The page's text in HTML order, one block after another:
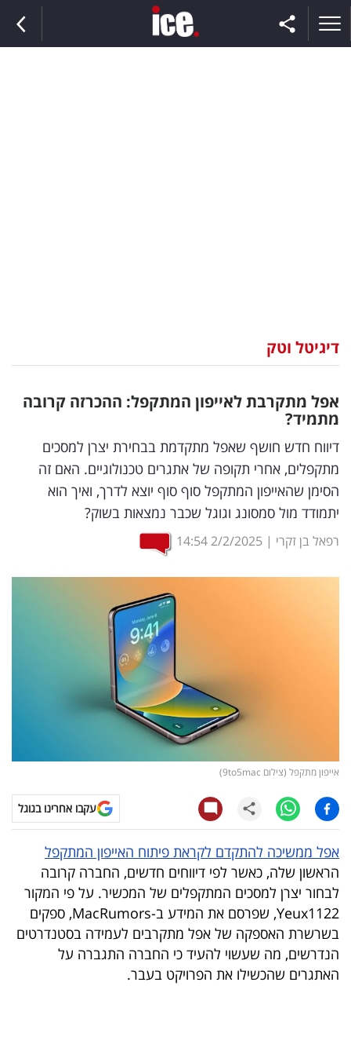
וצרכנות
דיגיטל
וטק
שיווק
ופרסום
משפט
מדדים
ויראלי
טלוויזיה
עסקי
ספורט
קריירה
ולימודים
מינויים
דיגיטל וטק
אפל מתקרבת לאייפון המתקפל: ההכרזה קרובה
מתמיד?
דיווח חדש חושף שאפל מתקדמת בבחירת יצרן למסכים
מתקפלים, אחרי תקופה של אתגרים טכנולוגיים. האם זה
הסימן שהאייפון המתקפל סוף סוף יוצא לדרך, ואיך הוא
יתמודד מול סמסונג וגוגל שכבר נמצאות בשוק?
רפאל בן זקרי |
2/2/2025
14:54
אייפון מתקפל (צילום 9to5mac)
עקבו אחרינו בגוגל
אפל ממשיכה להתקדם לקראת פיתוח האייפון המתקפל
הראשון שלה, כאשר לפי דיווחים חדשים, החברה קרובה
לבחור יצרן למסכים המתקפלים של המכשיר. על פי המקור
Yeux1122, שפרסם את המידע ב-MacRumors, ספקים
בשרשרת האספקה של אפל מתקרבים לעמידה בסטנדרטים
הנדרשים, מה שעשוי להעיד כי החברה התגברה על
האתגרים שהכשילו את הפרויקט בעבר.